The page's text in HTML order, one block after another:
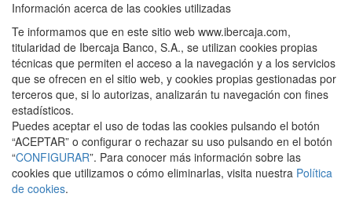
Información acerca de las cookies utilizadas
Te informamos que en este sitio web www.ibercaja.com,
titularidad de Ibercaja Banco, S.A., se utilizan cookies propias
técnicas que permiten el acceso a la navegación y a los servicios
que se ofrecen en el sitio web, y cookies propias gestionadas por
terceros que, si lo autorizas, analizarán tu navegación con fines
estadísticos.
Puedes aceptar el uso de todas las cookies pulsando el botón
“ACEPTAR” o configurar o rechazar su uso pulsando en el botón
“CONFIGURAR”. Para conocer más información sobre las
cookies que utilizamos o cómo eliminarlas, visita nuestra Política
de cookies.